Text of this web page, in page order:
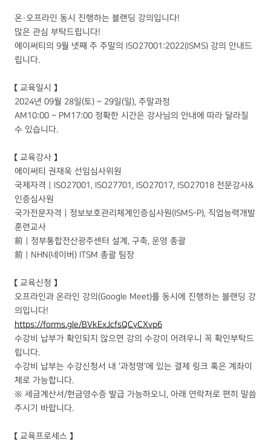
온·오프라인 동시 진행하는 블랜딩 강의입니다!
많은 관심 부탁드립니다!
에이써티의 9월 넷째 주 주말의 ISO27001:2022(ISMS) 강의 안내드
립니다.
【 교육일시 】
2024년 09월 28일(토) ~ 29일(일), 주말과정
AM10:00 ~ PM17:00 정확한 시간은 강사님의 안내에 따라 달라질
수 있습니다.
【 교육강사 】
에이써티 권재욱 선임심사위원
국제자격｜ISO27001, ISO27701, ISO27017, ISO27018 전문강사&
인증심사원
국가전문자격｜정보보호관리체계인증심사원(ISMS-P), 직업능력개발
훈련교사
前｜정부통합전산광주센터 설계, 구축, 운영 총괄
前｜NHN(네이버) ITSM 총괄 팀장
【 교육신청 】
오프라인과 온라인 강의(Google Meet)를 동시에 진행하는 블랜딩 강
의입니다!
https://forms.gle/BVkExJcfsQCyCXvp6
수강비 납부가 확인되지 않으면 강의 수강이 어려우니 꼭 확인부탁드
립니다.
수강비 납부는 수강신청서 내 '과정명'에 있는 결제 링크 혹은 계좌이
체로 가능합니다.
※ 세금계산서/현금영수증 발급 가능하오니, 아래 연락처로 편히 말씀
주시기 바랍니다.
【 교육프로세스 】